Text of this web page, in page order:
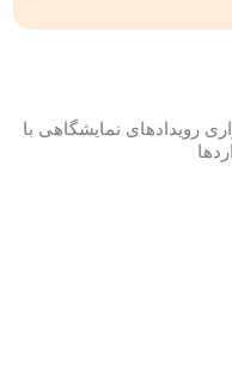
رویدادهای نمایشگاهی با